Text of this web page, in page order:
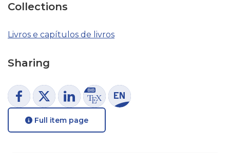
Collections
Livros e capítulos de livros
Sharing
Full item page